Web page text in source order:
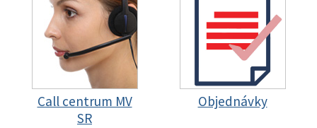
Call centrum MV
SR
Objednávky